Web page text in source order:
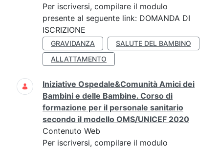
Per iscriversi, compilare il modulo
presente al seguente link: DOMANDA DI
ISCRIZIONE
GRAVIDANZA
SALUTE DEL BAMBINO
ALLATTAMENTO
Iniziative Ospedale&Comunità Amici dei
Bambini e delle Bambine. Corso di
formazione per il personale sanitario
secondo il modello OMS/UNICEF 2020
Contenuto Web
Per iscriversi, compilare il modulo